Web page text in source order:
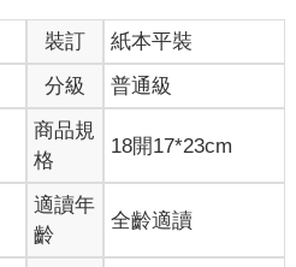
是，我花了二十五年探究這個難
，它不是運氣好或隨機出現的，
。幸福無關乎外在條件，而是取
幸福是需要憑個人的力量去醞
經歷的人，就能決定自己的生活
大概就是這麼一回事了。
識去尋找的。「問問自己幸福
翰．史都華．彌爾（John Stuart
想這件事，幸福就成過眼雲煙
裝訂
紙本平裝
分級 普通級
商品規
格
18開17*23cm
適讀年
齡
全齡適讀